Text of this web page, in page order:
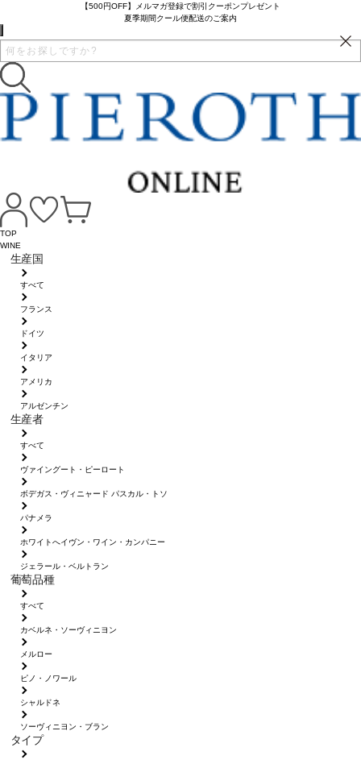
【500円OFF】メルマガ登録で割引クーポンプレゼント
夏季期間クール便配送のご案内
TOP
WINE
生産国
すべて
フランス
ドイツ
イタリア
アメリカ
アルゼンチン
生産者
すべて
ヴァイングート・ピーロート
ボデガス・ヴィニャード パスカル・トソ
パナメラ
ホワイトへイヴン・ワイン・カンパニー
ジェラール・ベルトラン
葡萄品種
すべて
カベルネ・ソーヴィニヨン
メルロー
ピノ・ノワール
シャルドネ
ソーヴィニヨン・ブラン
タイプ